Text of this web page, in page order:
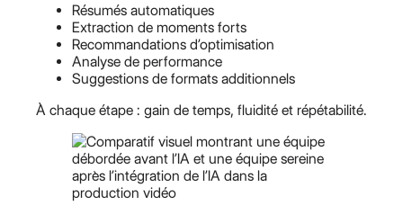
Résumés automatiques
Extraction de moments forts
Recommandations d’optimisation
Analyse de performance
Suggestions de formats additionnels
À chaque étape : gain de temps, fluidité et répétabilité.